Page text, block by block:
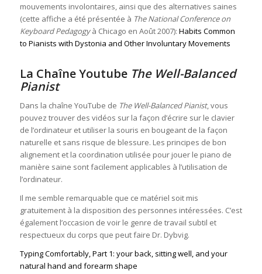
mouvements involontaires, ainsi que des alternatives saines
(cette affiche a été présentée à The National Conference on
Keyboard Pedagogyà Chicago en Août 2007): Habits Common
to Pianists with Dystonia and Other Involuntary Movements
La Chaîne Youtube The Well-Balanced
Pianist
Dans la chaîne YouTube de The Well-Balanced Pianist, vous
pouvez trouver des vidéos sur la façon d’écrire sur le clavier
de l’ordinateur et utiliser la souris en bougeant de la façon
naturelle et sans risque de blessure. Les principes de bon
alignement et la coordination utilisée pour jouer le piano de
manière saine sont facilement applicables à l’utilisation de
l’ordinateur.
Il me semble remarquable que ce matériel soit mis
gratuitement à la disposition des personnes intéressées. C’est
également l’occasion de voir le genre de travail subtil et
respectueux du corps que peut faire Dr. Dybvig.
Typing Comfortably, Part 1: your back, sitting well, and your
natural hand and forearm shape